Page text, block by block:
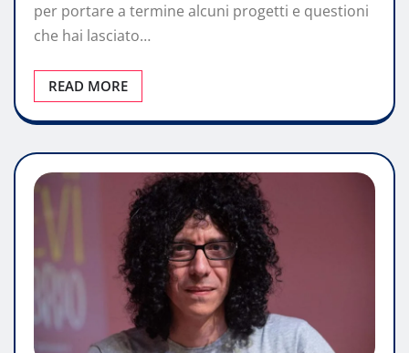
per portare a termine alcuni progetti e questioni
che hai lasciato…
READ MORE